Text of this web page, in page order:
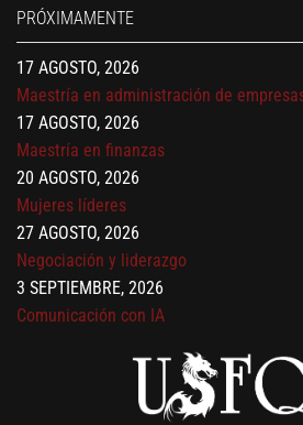
PRÓXIMAMENTE
17 AGOSTO, 2026
Gerencia de empresas familiares
17 AGOSTO, 2026
Maestría en administración de
17 AGOSTO, 2026
Maestría en finanzas
20 AGOSTO, 2026
Mujeres líderes
27 AGOSTO, 2026
Negociación y liderazgo
3 SEPTIEMBRE, 2026
Comunicación con IA
Gobernanza de datos
13 AGOSTO, 2026